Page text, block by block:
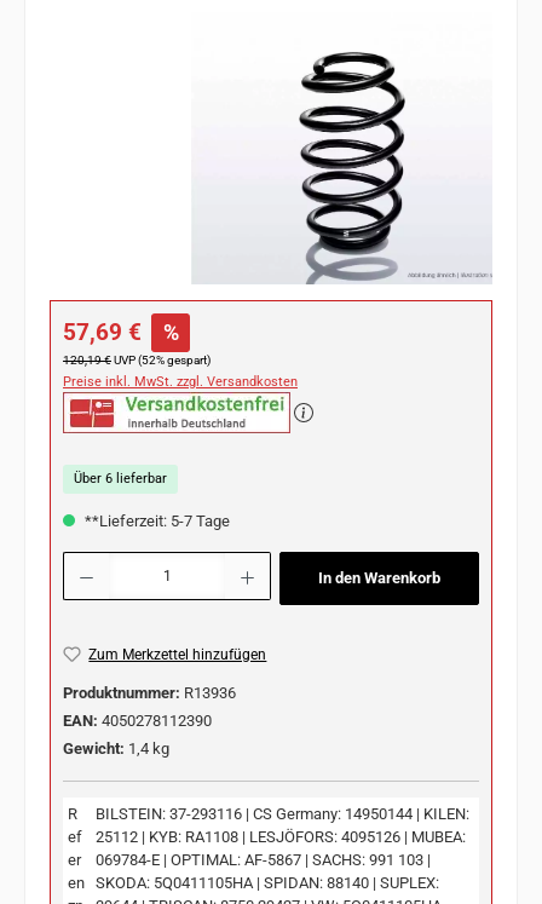
Verkaufspreis:
57,69 € %
Regulärer Preis:
120,19 €UVP (52% gespart)
Preise inkl. MwSt. zzgl. Versandkosten
Über 6 lieferbar
**Lieferzeit: 5-7 Tage
Produkt Anzahl: Gib den gewünschten Wert ein oder benutze die Schaltflächen
In den Warenkorb
Zum Merkzettel hinzufügen
Produktnummer: R13936
EAN: 4050278112390
Gewicht: 1,4 kg
R
ef
er
en
BILSTEIN: 37-293116 | CS Germany: 14950144 | KILEN:
25112 | KYB: RA1108 | LESJÖFORS: 4095126 | MUBEA:
069784-E | OPTIMAL: AF-5867 | SACHS: 991 103 |
SKODA: 5Q0411105HA | SPIDAN: 88140 | SUPLEX: